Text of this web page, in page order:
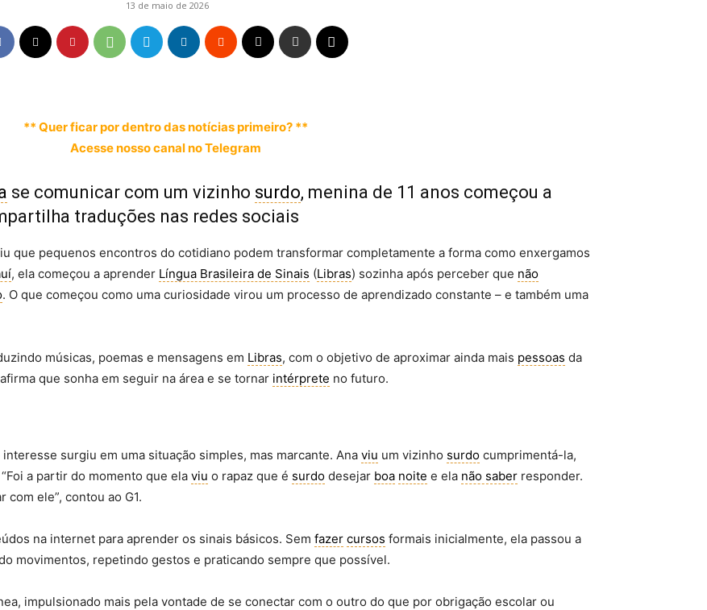
13 de maio de 2026
** Quer ficar por dentro das notícias primeiro? **
Acesse nosso canal no Telegram
se comunicar com um vizinho surdo, menina de 11 anos começou a
traduções nas redes sociais
que pequenos encontros do cotidiano podem transformar completamente a forma como enxergamos
, ela começou a aprender Língua Brasileira de Sinais (Libras) sozinha após perceber que não
. O que começou como uma curiosidade virou um processo de aprendizado constante – e também uma
músicas, poemas e mensagens em Libras, com o objetivo de aproximar ainda mais pessoas da
que sonha em seguir na área e se tornar intérprete no futuro.
surgiu em uma situação simples, mas marcante. Ana viu um vizinho surdo cumprimentá-la,
a partir do momento que ela viu o rapaz que é surdo desejar boa noite e ela não saber responder.
ele”, contou ao G1.
na internet para aprender os sinais básicos. Sem fazer cursos formais inicialmente, ela passou a
movimentos, repetindo gestos e praticando sempre que possível.
impulsionado mais pela vontade de se conectar com o outro do que por obrigação escolar ou